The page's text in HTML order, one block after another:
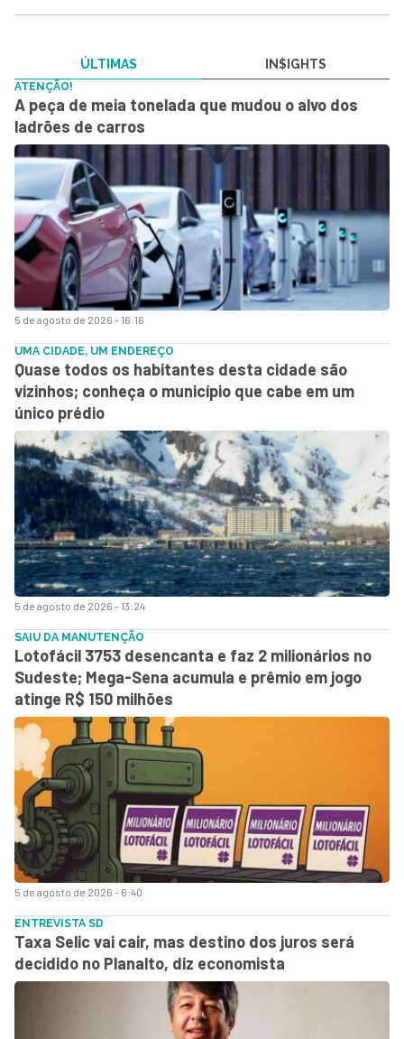
ÚLTIMAS IN$IGHTS
5 de agosto de 2026 - 16:16
ATENÇÃO!
A peça de meia tonelada que mudou o alvo dos
ladrões de carros
5 de agosto de 2026 - 13:24
UMA CIDADE, UM ENDEREÇO
Quase todos os habitantes desta cidade são
vizinhos; conheça o município que cabe em um
único prédio
5 de agosto de 2026 - 6:40
SAIU DA MANUTENÇÃO
Lotofácil 3753 desencanta e faz 2 milionários no
Sudeste; Mega-Sena acumula e prêmio em jogo
atinge R$ 150 milhões
ENTREVISTA SD
Taxa Selic vai cair, mas destino dos juros será
decidido no Planalto, diz economista